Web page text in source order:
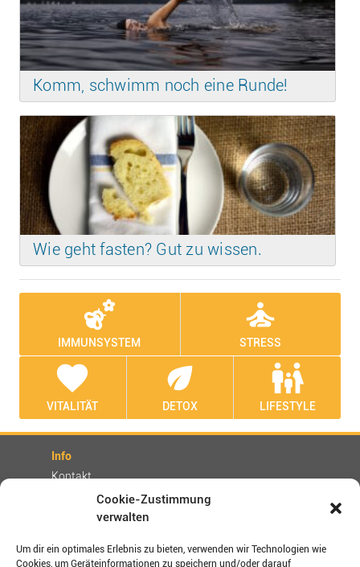
Cookie-Zustimmung
verwalten
Um dir ein optimales Erlebnis zu bieten, verwenden wir Technologien wie
Cookies, um Geräteinformationen zu speichern und/oder darauf
Komm, schwimm noch eine Runde!
Wie geht fasten? Gut zu wissen.
emoji_nature
IMMUNSYSTEM
self_improvement
STRESS
favorite
VITALITÄT
eco
DETOX
family_restroom
LIFESTYLE
Info
Kontakt
Rechtliches
Impressum
AGBs